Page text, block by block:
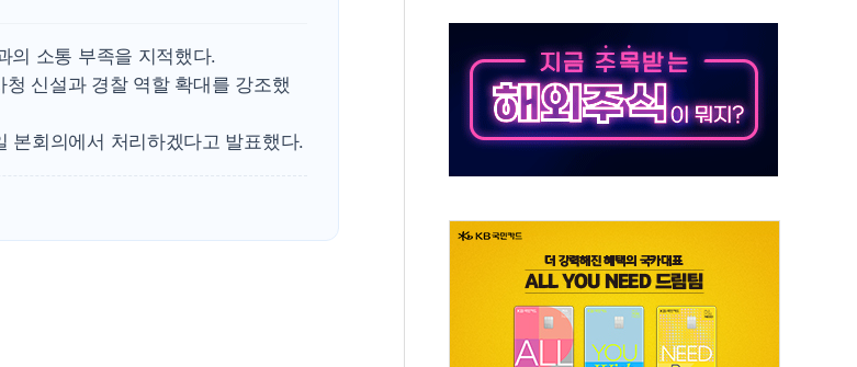
전남광주 구례 산불 32분 만에 주불 진화...인명피해 없어
캠코, 5918억원 규모 압류재산 1506건 공매
[시승기] 공간·승차감 잡은 볼보 EX90…'올 터치'는 호불호
의 소통 부족을 지적했다.
신설과 경찰 역할 확대를 강조했
본회의에서 처리하겠다고 발표했다.